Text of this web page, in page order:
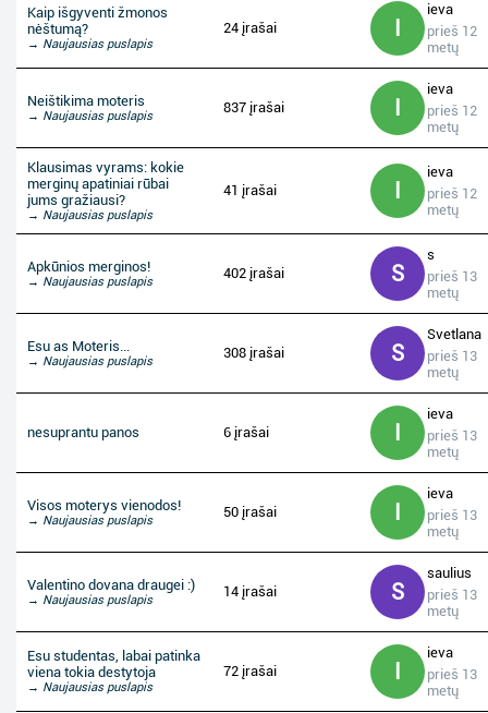
Kaip išgyventi žmonos
nėštumą?
→ Naujausias puslapis
24 įrašai I
ieva
prieš 12
metų
Neištikima moteris
→ Naujausias puslapis
837 įrašai I
ieva
prieš 12
metų
Klausimas vyrams: kokie
merginų apatiniai rūbai
jums gražiausi?
→ Naujausias puslapis
41 įrašai I
ieva
prieš 12
metų
Apkūnios merginos!
→ Naujausias puslapis
402 įrašai S
s
prieš 13
metų
Esu as Moteris...
→ Naujausias puslapis
308 įrašai S
Svetlana
prieš 13
metų
nesuprantu panos 6 įrašai I
ieva
prieš 13
metų
Visos moterys vienodos!
→ Naujausias puslapis
50 įrašai I
ieva
prieš 13
metų
Valentino dovana draugei :)
→ Naujausias puslapis
14 įrašai S
saulius
prieš 13
metų
Esu studentas, labai patinka
viena tokia destytoja
→ Naujausias puslapis
72 įrašai I
ieva
prieš 13
metų